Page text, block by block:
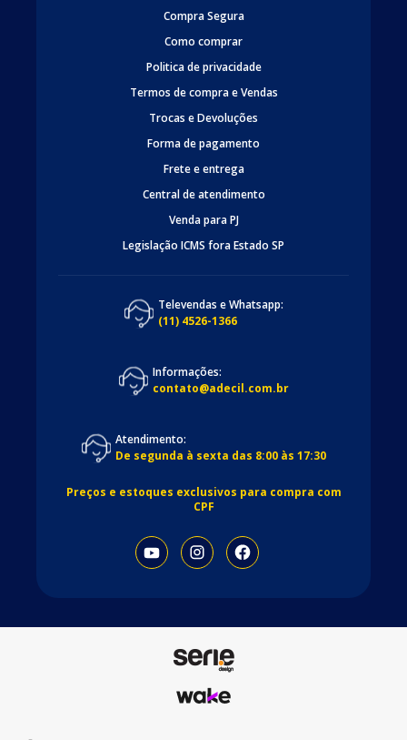
Compra Segura
Como comprar
Politica de privacidade
Termos de compra e Vendas
Trocas e Devoluções
Forma de pagamento
Frete e entrega
Central de atendimento
Venda para PJ
Legislação ICMS fora Estado SP
Televendas e Whatsapp:
(11) 4526-1366
Informações:
contato@adecil.com.br
Atendimento:
De segunda à sexta das 8:00 às 17:30
Preços e estoques exclusivos para compra com
CPF